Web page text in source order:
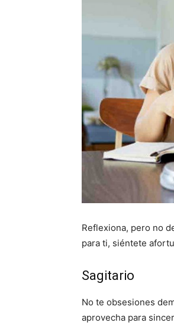
Reflexiona, pero no
para ti, siéntete
Sagitario
No te obsesiones
aprovecha para